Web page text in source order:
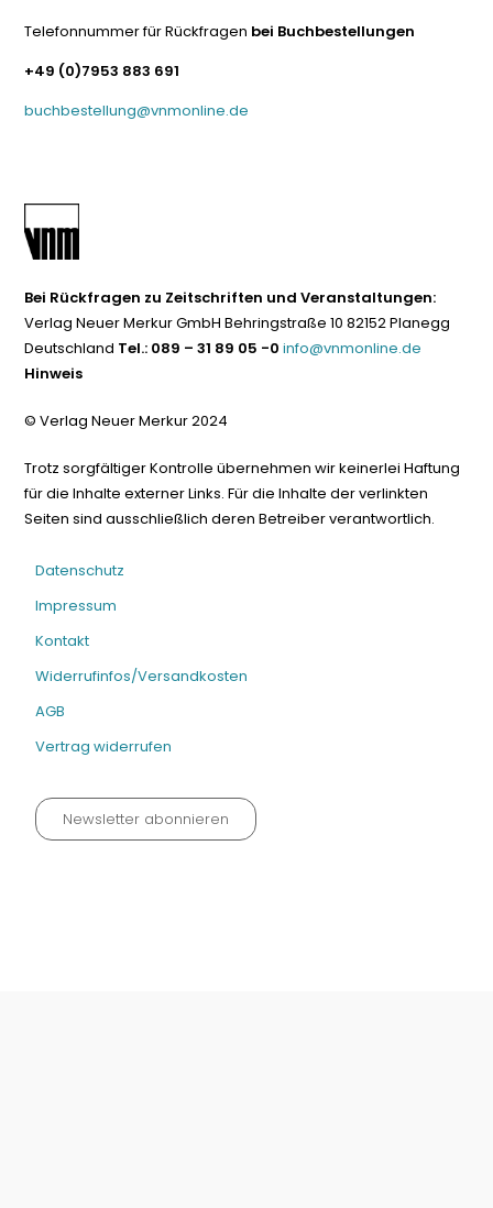
Telefonnummer für Rückfragen bei Buchbestellungen
+49 (0)7953 883 691
buchbestellung@vnmonline.de
Bei Rückfragen zu Zeitschriften und Veranstaltungen:
Verlag Neuer Merkur GmbH Behringstraße 10 82152 Planegg
Deutschland Tel.: 089 – 31 89 05 -0 info@vnmonline.de
Hinweis
© Verlag Neuer Merkur 2024
Trotz sorgfältiger Kontrolle übernehmen wir keinerlei Haftung
für die Inhalte externer Links. Für die Inhalte der verlinkten
Seiten sind ausschließlich deren Betreiber verantwortlich.
Datenschutz
Impressum
Kontakt
Widerrufinfos/Versandkosten
AGB
Vertrag widerrufen
Newsletter abonnieren